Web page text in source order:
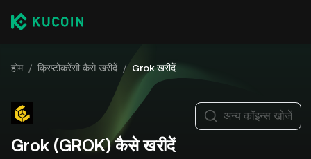
होम / क्रिप्टोकरेंसी कैसे खरीदें / Grok खरीदें
Grok (GROK) कैसे खरीदें
अन्य कॉइन्स खोजें